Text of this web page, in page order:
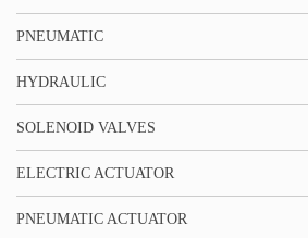
PNEUMATIC
HYDRAULIC
SOLENOID VALVES
ELECTRIC ACTUATOR
PNEUMATIC ACTUATOR